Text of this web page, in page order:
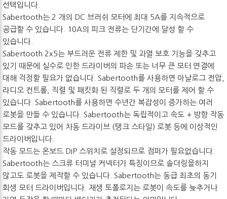
선택입니다.
Sabertooth는 2 개의 DC 브러쉬 모터에 최대 5A를 지속적으로
공급할 수 있습니다. 10A의 피크 전류는 단기간에 달성 할 수
있습니다.
Sabertooth 2x5는 부드러운 전류 제한 및 과열 보호 기능을 갖추고
있기 때문에 실수로 인한 드라이버의 파손 또는 너무 큰 모터 연결에
대해 걱정할 필요가 없습니다. Sabertooth를 사용하면 아날로그 전압,
라디오 컨트롤, 직렬 및 패킷화 된 직렬로 두 개의 모터를 제어 할 수
있습니다. Sabertooth를 사용하면 수년간 복잡성이 증가하는 여러
로봇을 만들 수 있습니다. Sabertooth는 독립적이고 속도 + 방향 작동
모드를 갖추고 있어 차동 드라이브 (탱크 스타일) 로봇 등에 이상적인
드라이버입니다.
작동 모드는 온보드 DIP 스위치로 설정되므로 점퍼가 필요없습니다.
Sabertooth는 스크류 터미널 커넥터가 특징이므로 솔더링을하지
않고도 로봇을 제작할 수 있습니다. Sabertooth는 동급 최초의 동기
회생 모터 드라이버입니다. 재생 토폴로지는 로봇이 속도를 늦추거나